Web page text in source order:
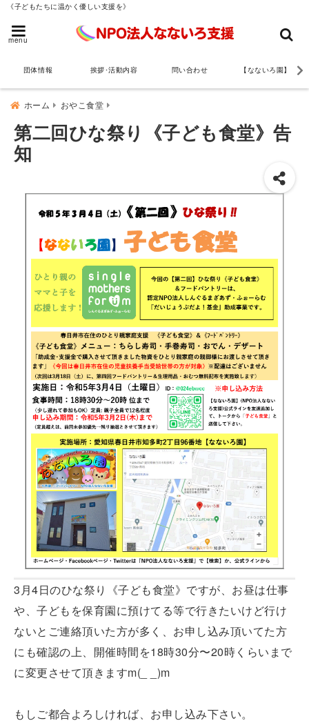
《子どもたちに温かく優しい支援を》
menu
団体情報 挨拶･活動内容 問い合わせ 【なないろ園】
ホーム おやこ食堂
第二回ひな祭り《子ども食堂》告
知
3月4日のひな祭り《子ども食堂》ですが、お昼は仕事
や、子どもを保育園に預けてる等で行きたいけど行け
ないとご連絡頂いた方が多く、お申し込み頂いてた方
にも確認の上、開催時間を18時30分〜20時くらいまで
に変更させて頂きますm(_ _)m
もしご都合よろしければ、お申し込み下さい。